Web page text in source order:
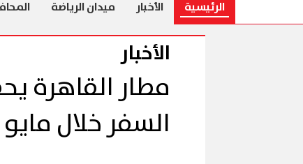
الرئيسية الأخبار ميدان الرياضة
الأخبار
مطار القاهرة
السفر خلال مايو